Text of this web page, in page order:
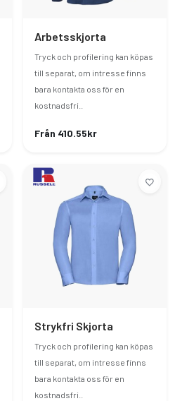
Arbetsskjorta
Tryck och profilering kan köpas
till separat, om intresse finns
bara kontakta oss för en
kostnadsfri..
Från 410.55kr
Strykfri Skjorta
Tryck och profilering kan köpas
till separat, om intresse finns
bara kontakta oss för en
kostnadsfri..